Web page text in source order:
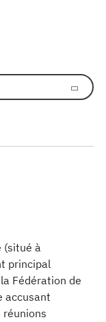
(situé à
principal
Fédération de
accusant
réunions